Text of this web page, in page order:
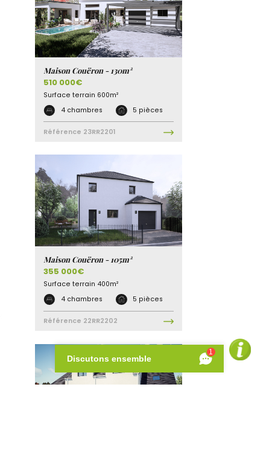
Maison Couëron - 130m²
510 000€
Surface terrain 600m²
4 chambres
5 pièces
Référence 23RR2201
Maison Couëron - 105m²
355 000€
Surface terrain 400m²
4 chambres
5 pièces
Référence 22RR2202